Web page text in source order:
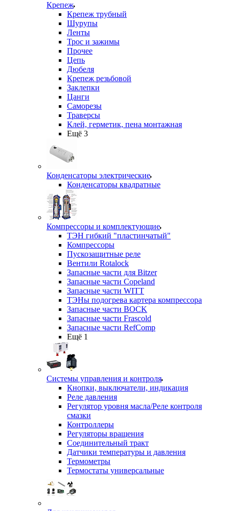
Крепеж
Крепеж трубный
Шурупы
Ленты
Трос и зажимы
Прочее
Цепь
Дюбеля
Крепеж резьбовой
Заклепки
Цанги
Саморезы
Траверсы
Клей, герметик, пена монтажная
Ещё 3
Конденсаторы электрические
Конденсаторы квадратные
Компрессоры и комплектующие
ТЭН гибкий "пластинчатый"
Компрессоры
Пускозащитные реле
Вентили Rotalock
Запасные части для Bitzer
Запасные части Copeland
Запасные части WITT
ТЭНы подогрева картера компрессора
Запасные части BOCK
Запасные части Frascold
Запасные части RefComp
Ещё 1
Системы управления и контроля
Кнопки, выключатели, индикация
Реле давления
Регулятор уровня масла/Реле контроля
смазки
Контроллеры
Регуляторы вращения
Соединительный тракт
Датчики температуры и давления
Термометры
Термостаты универсальные